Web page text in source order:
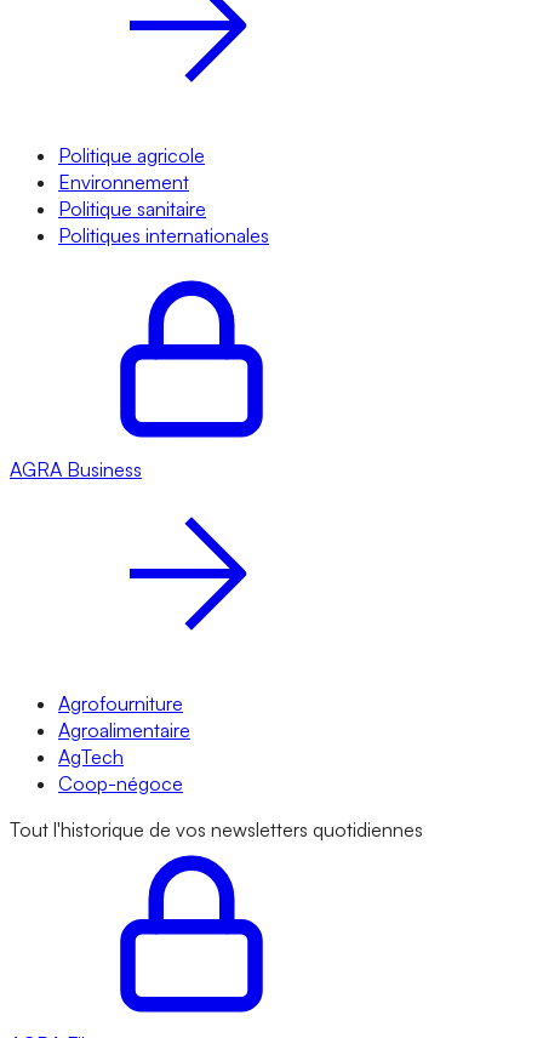
Politique agricole
Environnement
Politique sanitaire
Politiques internationales
AGRA Business
Agrofourniture
Agroalimentaire
AgTech
Coop-négoce
Tout l'historique de vos newsletters quotidiennes